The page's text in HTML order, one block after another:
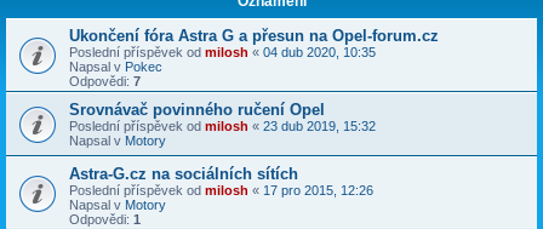
Ukončení fóra Astra G a přesun na Opel-forum.cz
Poslední příspěvek od milosh « 04 dub 2020, 10:35
Napsal v Pokec
Odpovědi: 7
Srovnávač povinného ručení Opel
Poslední příspěvek od milosh « 23 dub 2019, 15:32
Napsal v Motory
Astra-G.cz na sociálních sítích
Poslední příspěvek od milosh « 17 pro 2015, 12:26
Napsal v Motory
Odpovědi: 1